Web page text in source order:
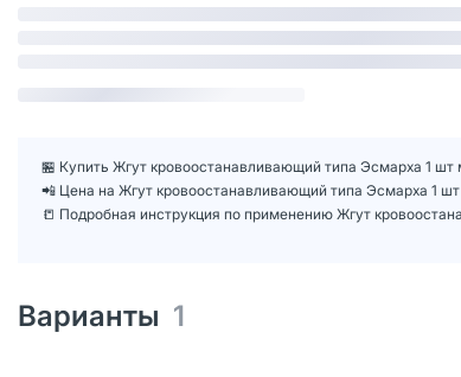
🏪 Купить Жгут кровоостанавливающий типа Эсмарха 1
📲 Цена на Жгут кровоостанавливающий типа Эсмарха 1
📒 Подробная инструкция по применению Жгут
Варианты 1